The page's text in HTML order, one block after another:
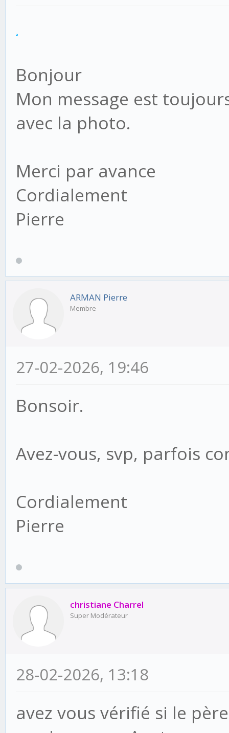
Bonjour
Mon message est
avec la photo.
Merci par avance
Cordialement
Pierre
ARMAN Pierre
Membre
27-02-2026, 19:46
Bonsoir.
Avez-vous, svp, parfois
Cordialement
Pierre
christiane Charrel
Super Modérateur
28-02-2026, 13:18
avez vous vérifié si le